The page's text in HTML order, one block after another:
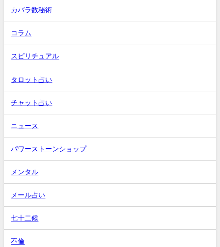
カバラ数秘術
コラム
スピリチュアル
タロット占い
チャット占い
ニュース
パワーストーンショップ
メンタル
メール占い
七十二候
不倫